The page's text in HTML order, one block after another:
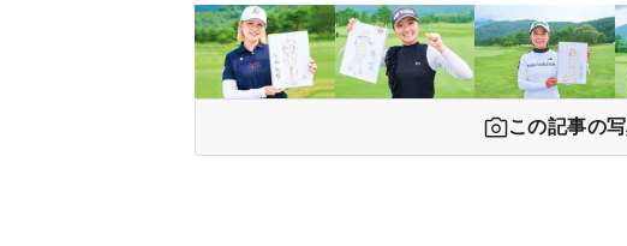
この記事の